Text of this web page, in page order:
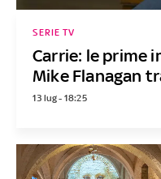
Carrie: le prime
Mike Flanagan
SERIE TV
13 lug - 18:25